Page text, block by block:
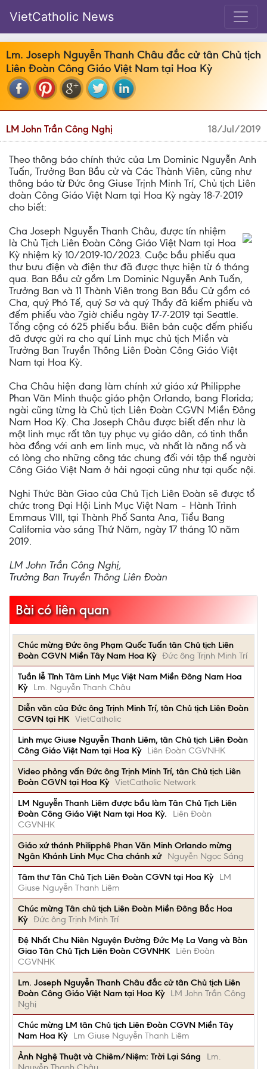
VietCatholic News
Lm. Joseph Nguyễn Thanh Châu đắc cử tân Chủ tịch
Liên Đoàn Công Giáo Việt Nam tại Hoa Kỳ
LM John Trần Công Nghị 18/Jul/2019
Theo thông báo chính thức của Lm Dominic Nguyễn Anh
Tuấn, Trưởng Ban Bầu cử và Các Thành Viên, cũng như
thông báo từ Đức ông Giuse Trịnh Minh Trí, Chủ tịch Liên
đoàn Công Giáo Việt Nam tại Hoa Kỳ ngày 18-7-2019
cho biết:
Cha Joseph Nguyễn Thanh Châu, được tín nhiệm
là Chủ Tịch Liên Đoàn Công Giáo Việt Nam tại Hoa
Kỳ nhiệm kỳ 10/2019-10/2023. Cuộc bầu phiếu qua
thư bưu điện và điện thư đã được thực hiện từ 6 tháng
qua. Ban Bầu cử gồm Lm Dominic Nguyễn Anh Tuấn,
Trưởng Ban và 11 Thành Viên trong Ban Bầu Cử gồm có
Cha, quý Phó Tế, quý Sơ và quý Thầy đã kiểm phiếu và
đếm phiếu vào 7giờ chiều ngày 17-7-2019 tại Seattle.
Tổng cộng có 625 phiếu bầu. Biên bản cuộc đếm phiếu
đã được gửi ra cho quí Linh mục chủ tịch Miền và
Trưởng Ban Truyền Thông Liên Đoàn Công Giáo Việt
Nam tại Hoa Kỳ.
Cha Châu hiện đang làm chính xứ giáo xứ Philipphe
Phan Văn Minh thuộc giáo phận Orlando, bang Florida;
ngài cũng từng là Chủ tịch Liên Đoàn CGVN Miền Đông
Nam Hoa Kỳ. Cha Joseph Châu được biết đến như là
một linh mục rất tân tụy phục vụ giáo dân, có tinh thần
hòa đồng với anh em linh mục, và nhất là năng nổ và
có lòng cho những công tác chung đối với tập thể người
Công Giáo Việt Nam ở hải ngoại cũng như tại quốc nội.
Nghi Thức Bàn Giao của Chủ Tịch Liên Đoàn sẽ được tổ
chức trong Đại Hội Linh Mục Việt Nam – Hành Trình
Emmaus VIII, tại Thành Phố Santa Ana, Tiểu Bang
California vào sáng Thứ Năm, ngày 17 tháng 10 năm
2019.
LM John Trần Công Nghị,
Trưởng Ban Truyền Thông Liên Đoàn
Bài có liên quan
Chúc mừng Đức ông Phạm Quốc Tuấn tân Chủ tịch Liên
Đoàn CGVN Miền Tây Nam Hoa Kỳ Đức ông Trịnh Minh Trí
Tuần lễ Tĩnh Tâm Linh Mục Việt Nam Miền Đông Nam Hoa
Kỳ
Lm. Nguyễn Thanh Châu
Diễn văn của Đức ông Trịnh Minh Trí, tân Chủ tịch Liên Đoàn
CGVN tại HK VietCatholic
Linh mục Giuse Nguyễn Thanh Liêm, tân Chủ tịch Liên Đoàn
Công Giáo Việt Nam tại Hoa Kỳ
Liên Đoàn CGVNHK
Video phỏng vấn Đức ông Trịnh Minh Trí, tân Chủ tịch Liên
Đoàn CGVN tại Hoa Kỳ VietCatholic Network
LM Nguyễn Thanh Liêm được bầu làm Tân Chủ Tịch Liên
Đoàn Công Giáo Việt Nam tại Hoa Kỳ.
Liên Đoàn
CGVNHK
Giáo xứ thánh Philipphê Phan Văn Minh Orlando mừng
Ngân Khánh Linh Mục Cha chánh xứ
Nguyễn Ngọc Sáng
Tâm thư Tân Chủ Tịch Liên Đoàn CGVN tại Hoa Kỳ
LM
Giuse Nguyễn Thanh Liêm
Chúc mừng Tân chủ tịch Liên Đoàn Miền Đông Bắc Hoa
Kỳ Đức ông Trịnh Minh Trí
Đệ Nhất Chu Niên Nguyện Đường Đức Mẹ La Vang và Bàn
Giao Tân Chủ Tịch Liên Đoàn CGVNHK
Liên Đoàn
CGVNHK
Lm. Joseph Nguyễn Thanh Châu đắc cử tân Chủ tịch Liên
Đoàn Công Giáo Việt Nam tại Hoa Kỳ
LM John Trần Công
Nghị
Chúc mừng LM tân Chủ tịch Liên Đoàn CGVN Miền Tây
Nam Hoa Kỳ
Lm Giuse Nguyễn Thanh Liêm
Ảnh Nghệ Thuật và Chiêm/Niệm: Trời Lại Sáng
Lm.